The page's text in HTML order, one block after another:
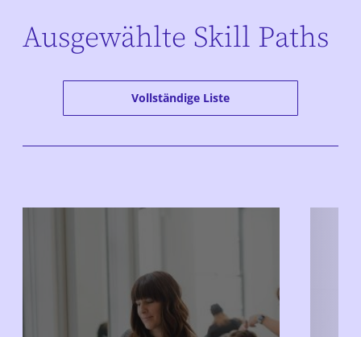
Ausgewählte Skill Paths
Vollständige Liste